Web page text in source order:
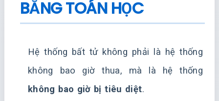
BẰNG TOÁN HỌC
Hệ thống bất tử không phải là hệ thống
không bao giờ thua, mà là hệ thống
không bao giờ bị tiêu diệt.